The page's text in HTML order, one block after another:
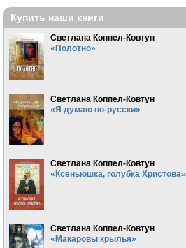
Купить наши книги
Светлана Коппел-Ковтун
«Полотно»
Светлана Коппел-Ковтун
«Я думаю по-русски»
Светлана Коппел-Ковтун
«Ксеньюшка, голубка Христова»
Светлана Коппел-Ковтун
«Макаровы крылья»